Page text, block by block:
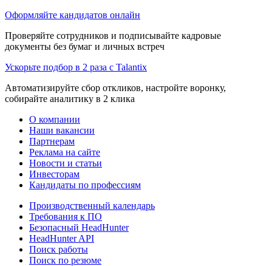
Оформляйте кандидатов онлайн
Проверяйте сотрудников и подписывайте кадровые
документы без бумаг и личных встреч
Ускорьте подбор в 2 раза с Talantix
Автоматизируйте сбор откликов, настройте воронку,
собирайте аналитику в 2 клика
О компании
Наши вакансии
Партнерам
Реклама на сайте
Новости и статьи
Инвесторам
Кандидаты по профессиям
Производственный календарь
Требования к ПО
Безопасный HeadHunter
HeadHunter API
Поиск работы
Поиск по резюме